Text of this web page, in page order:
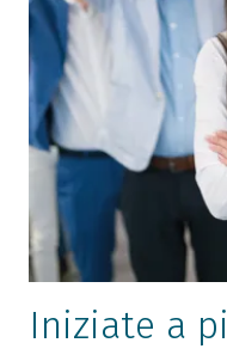
Iniziate a